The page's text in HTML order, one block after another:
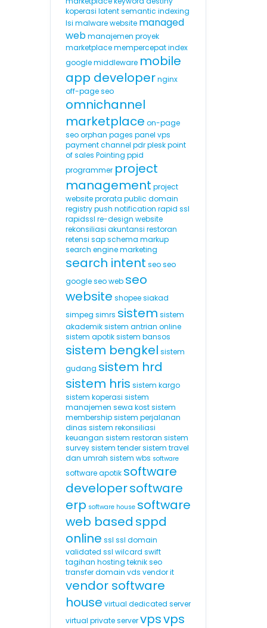
koperasi latent semantic indexing
lsi malware website managed
web manajemen proyek
marketplace mempercepat index
google middleware mobile
app developer nginx
off-page seo
omnichannel
marketplace on-page
seo orphan pages panel vps
payment channel pdr plesk point
of sales Pointing ppid
programmer project
management project
website prorata public domain
registry push notification rapid ssl
rapidssl re-design website
rekonsiliasi akuntansi restoran
retensi sap schema markup
search engine marketing
search intent seo seo
google seo web seo
website shopee siakad
simpeg simrs sistem sistem
akademik sistem antrian online
sistem apotik sistem bansos
sistem bengkel sistem
gudang sistem hrd
sistem hris sistem kargo
sistem koperasi sistem
manajemen sewa kost sistem
membership sistem perjalanan
dinas sistem rekonsiliasi
keuangan sistem restoran sistem
survey sistem tender sistem travel
dan umrah sistem wbs software
software apotik software
developersoftware
erp software house software
web based sppd
online ssl ssl domain
validated ssl wilcard swift
tagihan hosting teknik seo
transfer domain vds vendor it
vendor software
house virtual dedicated server
virtual private server vpsvps